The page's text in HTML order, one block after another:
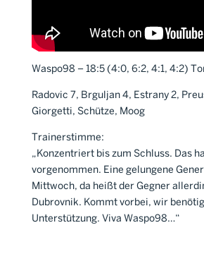
Waspo98 – 18:5 (4:0, 6:2, 4:1, 4:2)
Radovic 7, Brguljan 4, Estrany 2,
Giorgetti, Schütze, Moog
Trainerstimme:
„Konzentriert bis zum Schluss. Das
vorgenommen. Eine gelungene
Mittwoch, da heißt der Gegner
Dubrovnik. Kommt vorbei, wir
Unterstützung. Viva Waspo98…“